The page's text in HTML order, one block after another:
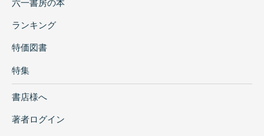
六一書房の本
ランキング
特価図書
特集
書店様へ
著者ログイン